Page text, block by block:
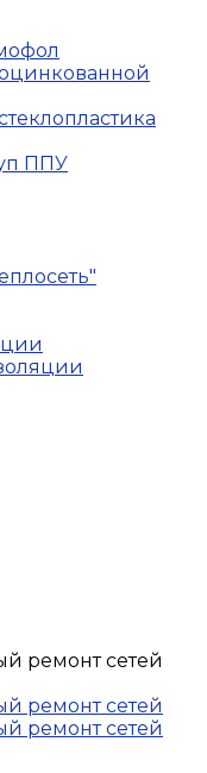
ППУ
ремонт сетей
ремонт сетей
ремонт сетей